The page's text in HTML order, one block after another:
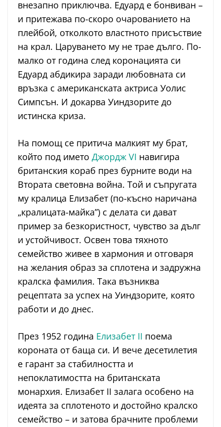
внезапно приключва. Едуард е бонвиван –
и притежава по-скоро очарованието на
плейбой, отколкото властното присъствие
на крал. Царуването му не трае дълго. По-
малко от година след коронацията си
Едуард абдикира заради любовната си
връзка с американската актриса Уолис
Симпсън. И докарва Уиндзорите до
истинска криза.
На помощ се притича малкият му брат,
който под името Джордж VI навигира
британския кораб през бурните води на
Втората световна война. Той и съпругата
му кралица Елизабет (по-късно наричана
„кралицата-майка”) с делата си дават
пример за безкористност, чувство за дълг
и устойчивост. Освен това тяхното
семейство живее в хармония и отговаря
на желания образ за сплотена и задружна
кралска фамилия. Така възниква
рецептата за успех на Уиндзорите, която
работи и до днес.
През 1952 година Елизабет II поема
короната от баща си. И вече десетилетия
е гарант за стабилността и
непоклатимостта на британската
монархия. Елизабет II залага особено на
идеята за сплотеното и достойно кралско
семейство – и затова брачните проблеми